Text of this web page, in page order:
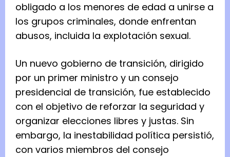
obligado a los menores de edad a unirse a
los grupos criminales, donde enfrentan
abusos, incluida la explotación sexual.
Un nuevo gobierno de transición, dirigido
por un primer ministro y un consejo
presidencial de transición, fue establecido
con el objetivo de reforzar la seguridad y
organizar elecciones libres y justas. Sin
embargo, la inestabilidad política persistió,
con varios miembros del consejo